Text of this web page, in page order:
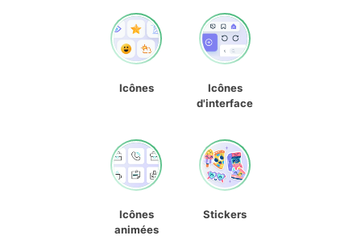
Icônes
Icônes
d'interface
Icônes
animées
Stickers